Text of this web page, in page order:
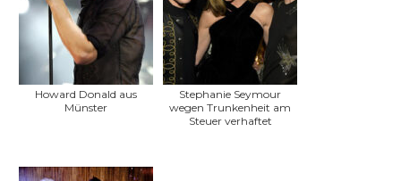
Howard Donald aus
Münster
Stephanie Seymour
wegen Trunkenheit am
Steuer verhaftet